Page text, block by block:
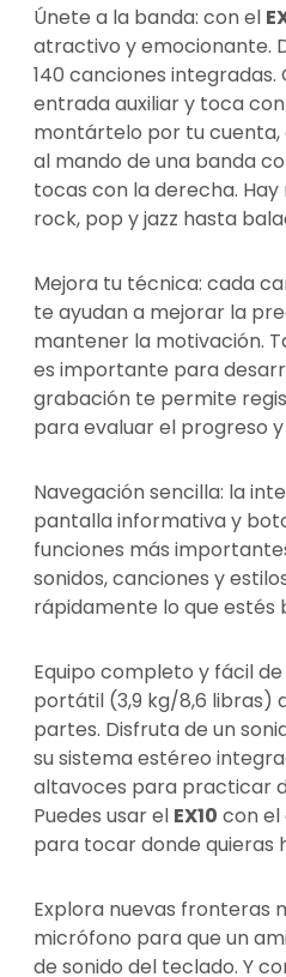
Únete a la banda: con el
atractivo y emocionante.
140 canciones
entrada auxiliar y toca
montártelo por tu
al mando de una banda
tocas con la derecha.
rock, pop y jazz hasta
Mejora tu técnica: cada
te ayudan a mejorar la
mantener la motivación.
es importante para
grabación te permite
para evaluar el progreso
Navegación sencilla: la
pantalla informativa y
funciones más
sonidos, canciones y
rápidamente lo que estés
Equipo completo y fácil
portátil (3,9 kg/8,6 libras)
partes. Disfruta de un
su sistema estéreo
altavoces para practicar
Puedes usar el EX10 con el
para tocar donde quieras
Explora nuevas fronteras
micrófono para que un
de sonido del teclado. Y